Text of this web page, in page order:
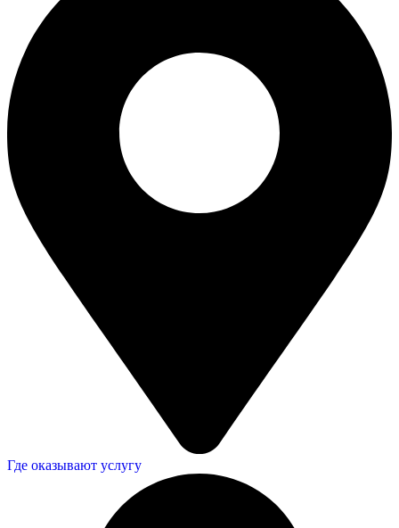
Где оказывают услугу